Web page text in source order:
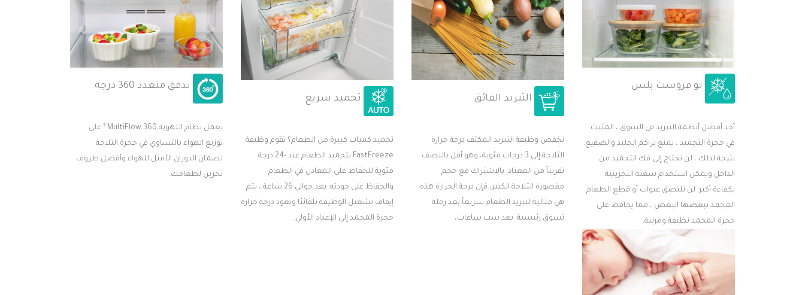
نو فروست بلس
أحد أفضل أنظمة التبريد في السوق ، المثبت
في حجرة التجميد ، يمنع تراكم الجليد والصقيع.
نتيجة لذلك ، لن تحتاج إلى فك التجميد من
الداخل ويمكن استخدام سعته التخزينية
بكفاءة أكبر. لن تلتصق عبوات أو قطع الطعام
المجمد ببعضها البعض ، مما يحافظ على
حجرة المجمد نظيفة ومرتبة.
التبريد الفائق
تخفض وظيفة التبريد المكثف درجة حرارة
الثلاجة إلى 3 درجات مئوية، وهو أقل بالنصف
تقريباً من المعتاد. بالاشتراك مع حجم
مقصورة الثلاجة الكبير، فإن درجة الحرارة هذه
هي مثالية لتبريد الطعام سريعاً بعد رحلة
تسوق رئيسية. بعد ست ساعات،
تجميد سريع
تجميد كميات كبيرة من الطعام؟ تقوم وظيفة
FastFreeze بتجميد الطعام عند -24 درجة
مئوية للحفاظ على المعادن في الطعام
والحفاظ على جودته. بعد حوالي 26 ساعة ، يتم
إيقاف تشغيل الوظيفة تلقائيًا وتعود درجة حرارة
حجرة المجمد إلى الإعداد الأولي.
تدفق متعدد 360 درجة
يعمل نظام التهوية MultiFlow 360 ° على
توزيع الهواء بالتساوي في حجرة الثلاجة
لضمان الدوران الأمثل للهواء وأفضل ظروف
تخزين لطعامك.